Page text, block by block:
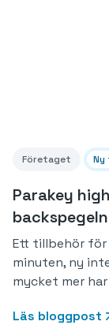
Företaget
Parakey
backspegeln
Ett tillbehör för
minuten, ny
mycket mer
Läs bloggpost